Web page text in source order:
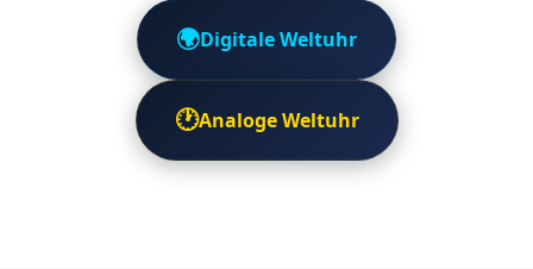
🌍Digitale Weltuhr
🕐Analoge Weltuhr